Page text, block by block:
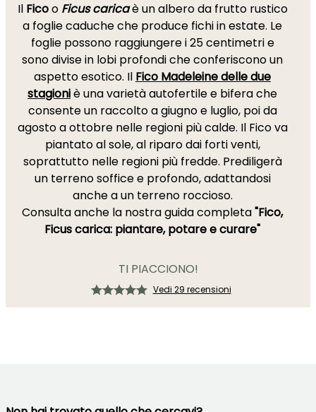
Il Ficoo Ficus caricaè un albero da frutto rustico
a foglie caduche che produce fichi in estate. Le
foglie possono raggiungere i 25 centimetri e
sono divise in lobi profondi che conferiscono un
aspetto esotico. Il Fico Madeleine delle due
stagioniè una varietà autofertile e bifera che
consente un raccolto a giugno e luglio, poi da
agosto a ottobre nelle regioni più calde. Il Fico va
piantato al sole, al riparo dai forti venti,
soprattutto nelle regioni più fredde. Prediligerà
un terreno soffice e profondo, adattandosi
anche a un terreno roccioso.
Consulta anche la nostra guida completa"Fico,
Ficus carica: piantare, potare e curare"
TI PIACCIONO!
Vedi 29 recensioni